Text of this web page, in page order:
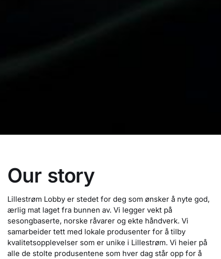
Our story
Lillestrøm Lobby er stedet for deg som ønsker å nyte god,
ærlig mat laget fra bunnen av. Vi legger vekt på
sesongbaserte, norske råvarer og ekte håndverk. Vi
samarbeider tett med lokale produsenter for å tilby
kvalitetsopplevelser som er unike i Lillestrøm. Vi heier på
alle de stolte produsentene som hver dag står opp for å